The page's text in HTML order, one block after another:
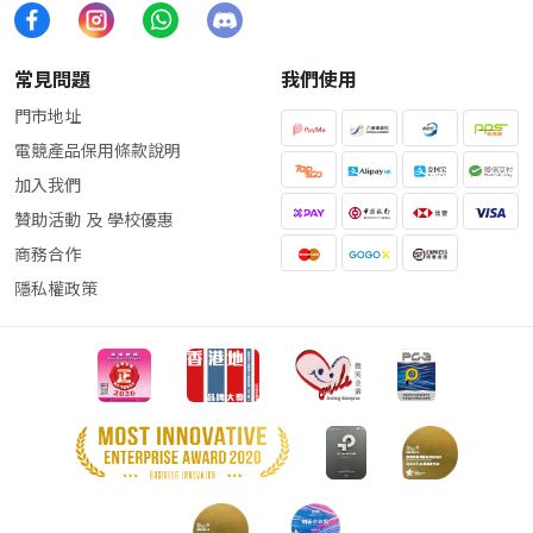
常見問題
門市地址
電競產品保用條款說明
加入我們
贊助活動 及 學校優惠
商務合作
隱私權政策
我們使用